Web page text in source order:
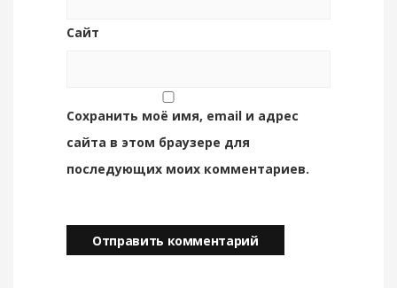
Сайт
Сохранить моё имя, email и адрес
сайта в этом браузере для
последующих моих комментариев.